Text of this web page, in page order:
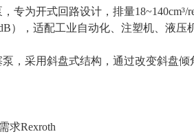
为开式回路设计，排量18~140cm³/
），适配工业自动化、注塑机、液压
，采用斜盘式结构，通过改变斜盘
求Rexroth